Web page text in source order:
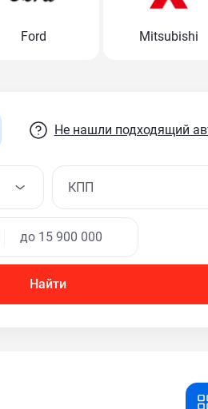
Ford Mitsubishi
Не нашли подходящий
КПП
Найти